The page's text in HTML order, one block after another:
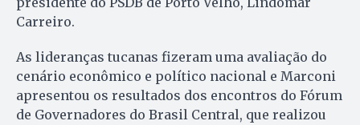
Carreiro.
As lideranças tucanas fizeram uma avaliação do
cenário econômico e político nacional e Marconi
apresentou os resultados dos encontros do Fórum
de Governadores do Brasil Central, que realizou